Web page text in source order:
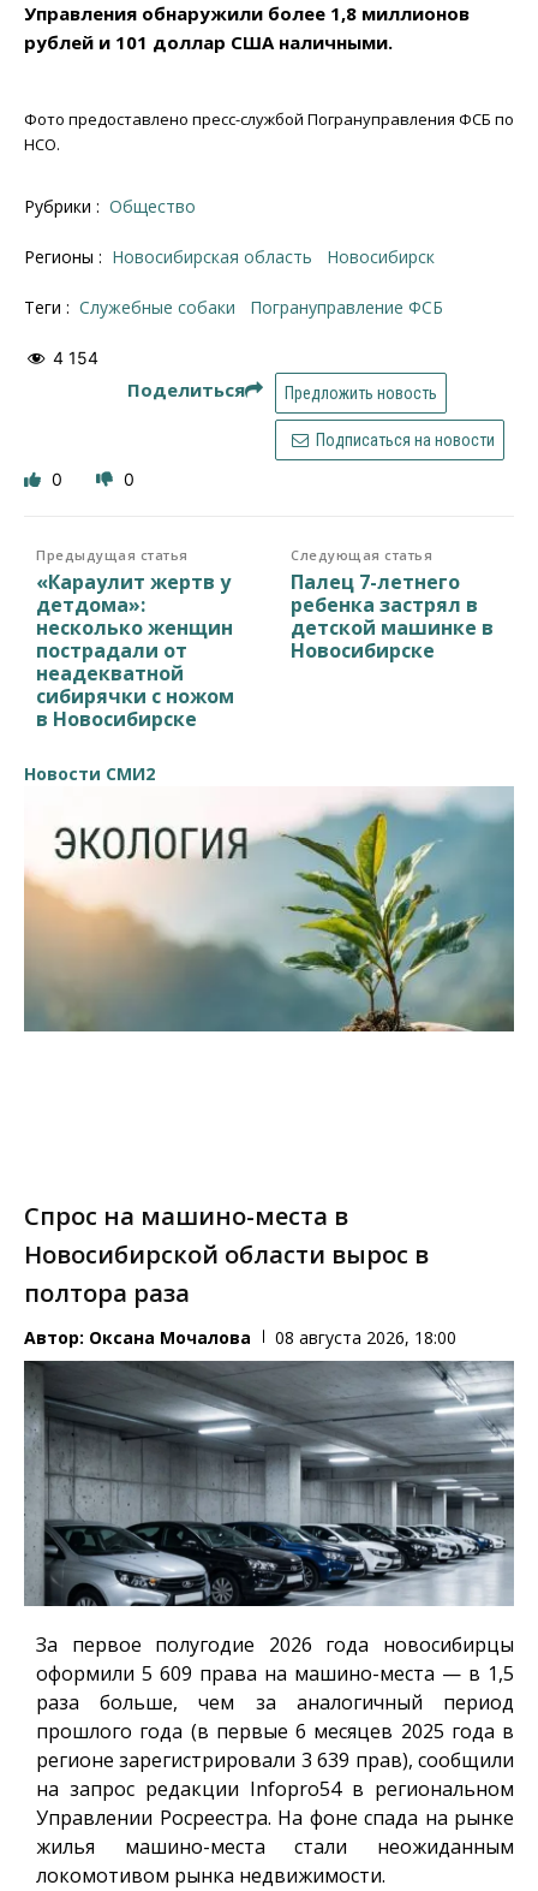
Управления обнаружили более 1,8 миллионов
рублей и 101 доллар США наличными.
Фото предоставлено пресс-службой Погрануправления ФСБ по
НСО.
Рубрики : Общество
Регионы : Новосибирская область Новосибирск
Теги : служебные собаки Погрануправление ФСБ
4 154
Поделиться Предложить новость
Подписаться на новости
0 0
Предыдущая статья
«Караулит жертв у
детдома»:
несколько женщин
пострадали от
неадекватной
сибирячки с ножом
в Новосибирске
Следующая статья
Палец 7-летнего
ребенка застрял в
детской машинке в
Новосибирске
Новости СМИ2
Спрос на машино-места в
Новосибирской области вырос в
полтора раза
Автор: Оксана Мочалова 08 августа 2026, 18:00
За первое полугодие 2026 года новосибирцы
оформили 5 609 права на машино-места — в 1,5
раза больше, чем за аналогичный период
прошлого года (в первые 6 месяцев 2025 года в
регионе зарегистрировали 3 639 прав), сообщили
на запрос редакции Infopro54в региональном
Управлении Росреестра. На фоне спада на рынке
жилья машино-места стали неожиданным
локомотивом рынка недвижимости.